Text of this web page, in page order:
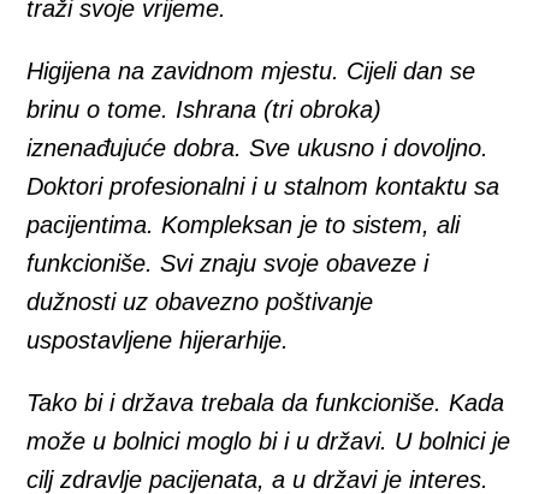
traži svoje vrijeme.
Higijena na zavidnom mjestu. Cijeli dan se
brinu o tome. Ishrana (tri obroka)
iznenađujuće dobra. Sve ukusno i dovoljno.
Doktori profesionalni i u stalnom kontaktu sa
pacijentima. Kompleksan je to sistem, ali
funkcioniše. Svi znaju svoje obaveze i
dužnosti uz obavezno poštivanje
uspostavljene hijerarhije.
Tako bi i država trebala da funkcioniše. Kada
može u bolnici moglo bi i u državi. U bolnici je
cilj zdravlje pacijenata, a u državi je interes.